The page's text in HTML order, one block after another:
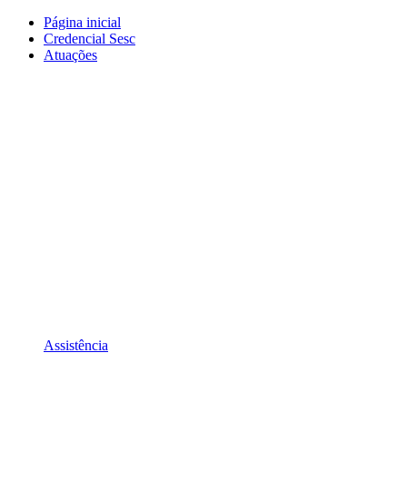
Página inicial
Credencial Sesc
Atuações
Assistência